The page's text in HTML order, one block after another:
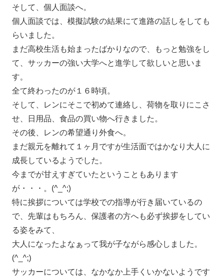
そして、個人面談へ。
個人面談では、模擬試験の結果にて進路の話しをしても
らいました。
まだ高校生活も始まったばかりなので、もっと勉強をし
て、サッカーの強い大学へと進学して欲しいと思いま
す。
全て終わったのが１６時頃。
そして、レンにそこで初めて連絡し、荷物を取りにこさ
せ、日用品、食品の買い物へ行きました。
その後、レンの希望通り外食へ。
まだ親元を離れて１ヶ月ですが生活面ではかなり大人に
成長しているようでした。
今までが甘えすぎていたということもあります
が・・・。(^_^;)
特に挨拶については学校での指導が行き届いているの
で、先輩はもちろん、保護者の方へも必ず挨拶をしてい
る姿をみて、
大人になったよなぁって我が子ながら感心しました。
(^_^;)
サッカーについては、なかなか上手くいかないようです